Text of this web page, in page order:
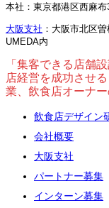
本社：東京都港区西麻
大阪支社 ：大阪市北区
UMEDA内
「集客できる店舗
店経営を成功させ
業、飲食店オーナ
飲食店デザイン
会社概要
大阪支社
パートナー募集
インターン募集